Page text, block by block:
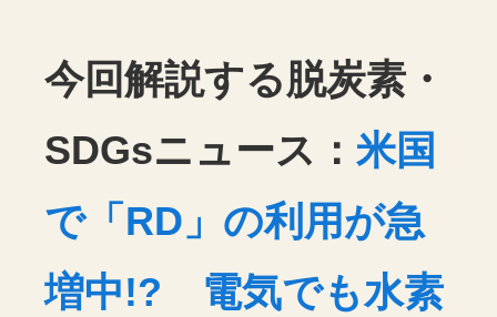
今回解説する脱炭素・
SDGsニュース：米国
で「RD」の利用が急
増中!? 電気でも水素